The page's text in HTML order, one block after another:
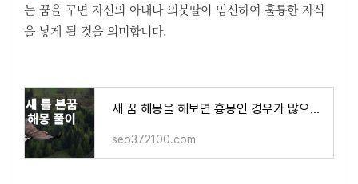
는 꿈을 꾸면 자신의 아내나 의붓딸이 임신하여 훌륭한 자식
을 낳게 될 것을 의미합니다.
새 꿈 해몽을 해보면 흉몽인 경우가 많으니 확인 해보세요.( 새를 쏘는, 날아가 버린, 잡는, 부화
seo372100.com